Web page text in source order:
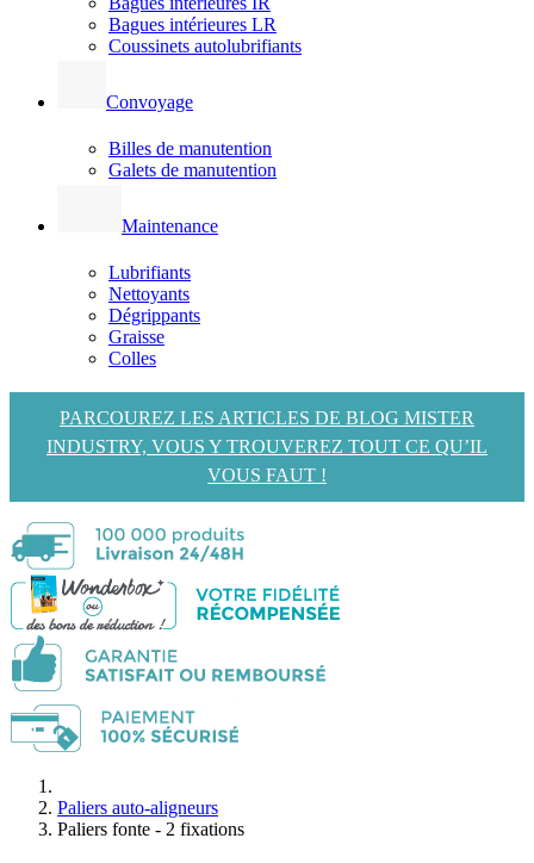
Bagues intérieures LR
Coussinets autolubrifiants
Convoyage
Billes de manutention
Galets de manutention
Maintenance
Lubrifiants
Nettoyants
Dégrippants
Graisse
Colles
PARCOUREZ LES ARTICLES DE BLOG MISTER
INDUSTRY, VOUS Y TROUVEREZ TOUT CE QU’IL
VOUS FAUT !
Paliers auto-aligneurs
Paliers fonte - 2 fixations